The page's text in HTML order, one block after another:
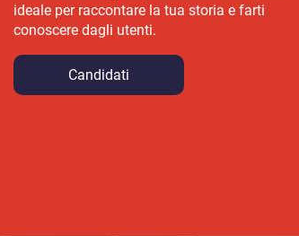
ideale per raccontare la tua storia e farti
conoscere dagli utenti.
Candidati